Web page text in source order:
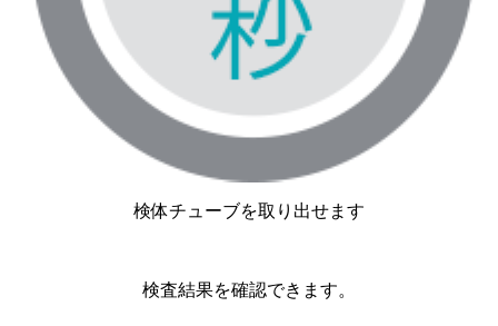
検体チューブを取り出せます
検査結果を確認できます。